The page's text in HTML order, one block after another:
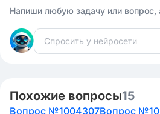
Напиши любую задачу или вопрос,
Похожие вопросы15
Вопрос №1004307Вопрос